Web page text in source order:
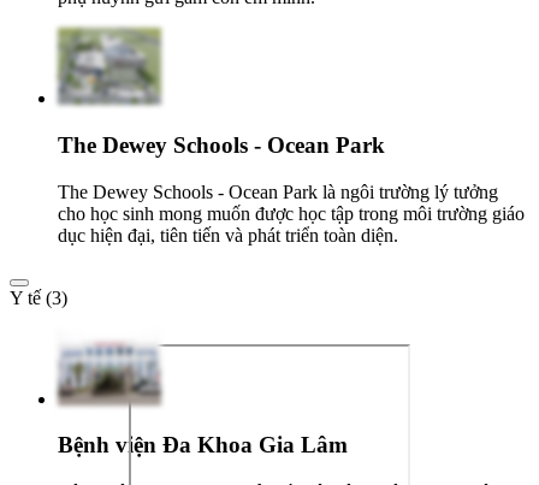
The Dewey Schools - Ocean Park
The Dewey Schools - Ocean Park là ngôi trường lý tưởng
cho học sinh mong muốn được học tập trong môi trường giáo
dục hiện đại, tiên tiến và phát triển toàn diện.
Y tế (3)
Bệnh viện Đa Khoa Gia Lâm